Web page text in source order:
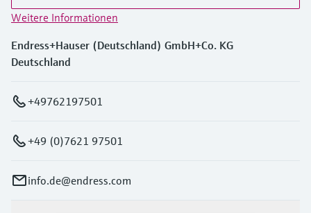
Weitere Informationen
Endress+Hauser (Deutschland) GmbH+Co. KG
Deutschland
+49762197501
+49 (0)7621 97501
info.de@endress.com